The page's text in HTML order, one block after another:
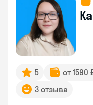
5 от 1590
3 отзыва